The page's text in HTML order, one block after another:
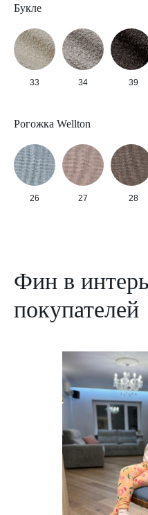
Букле
33 34 39
Рогожка Wellton
26 27 28
Фин в
покупателей